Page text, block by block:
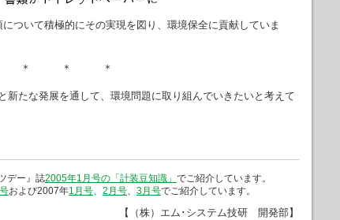
ついて積極的にその実現を図り、環境保全に貢献していま
＊ ＊ ＊
新たな発展を通して、環境問題に取り組んでいきたいと考えて
デー』誌2005年1月号の「計装豆知識」 でご紹介しています。
および2007年1月号 2月号 3月号でご紹介しています。
【（株）エム･システム技研 開発部】